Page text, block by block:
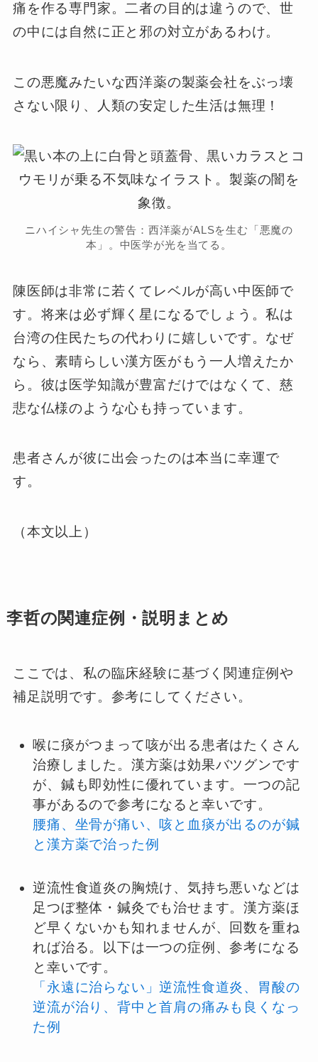
痛を作る専門家。二者の目的は違うので、世
の中には自然に正と邪の対立があるわけ。
この悪魔みたいな西洋薬の製薬会社をぶっ壊
さない限り、人類の安定した生活は無理！
ニハイシャ先生の警告：西洋薬がALSを生む「悪魔の
本」。中医学が光を当てる。
陳医師は非常に若くてレベルが高い中医師で
す。将来は必ず輝く星になるでしょう。私は
台湾の住民たちの代わりに嬉しいです。なぜ
なら、素晴らしい漢方医がもう一人増えたか
ら。彼は医学知識が豊富だけではなくて、慈
悲な仏様のような心も持っています。
患者さんが彼に出会ったのは本当に幸運で
す。
（本文以上）
李哲の関連症例・説明まとめ
ここでは、私の臨床経験に基づく関連症例や
補足説明です。参考にしてください。
喉に痰がつまって咳が出る患者はたくさん
治療しました。漢方薬は効果バツグンです
が、鍼も即効性に優れています。一つの記
事があるので参考になると幸いです。
腰痛、坐骨が痛い、咳と血痰が出るのが鍼
と漢方薬で治った例
逆流性食道炎の胸焼け、気持ち悪いなどは
足つぼ整体・鍼灸でも治せます。漢方薬ほ
ど早くないかも知れませんが、回数を重ね
れば治る。以下は一つの症例、参考になる
と幸いです。
「永遠に治らない」逆流性食道炎、胃酸の
逆流が治り、背中と首肩の痛みも良くなっ
た例